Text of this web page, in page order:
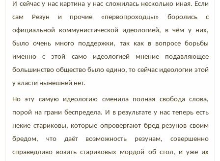
И сейчас у нас картина у нас сложилась несколько иная. Если
сам Резун и прочие «первопроходцы» боролись с
официальной коммунистической идеологией, в чём у них,
было очень много поддержки, так как в вопросе борьбы
именно с этой само идеологией мнение подавляющее
большинство общество было едино, то сейчас идеологии этой
у власти нынешней нет.
Но эту самую идеологию сменила полная свобода слова,
порой на грани беспредела. И в результате у нас теперь есть
некие стариковы, которые опровергают бред резунов своим
бредом, что даёт возможность резунам, совершенно
справедливо возить стариковых мордой об стол, и уже их